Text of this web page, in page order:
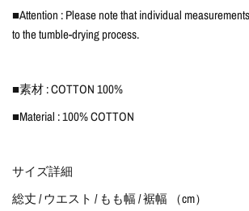
■Attention : Please note that individual
to the tumble-drying process.
■素材 : COTTON 100%
■Material : 100% COTTON
サイズ詳細
総丈 / ウエスト / もも幅 / 裾幅 （cm）